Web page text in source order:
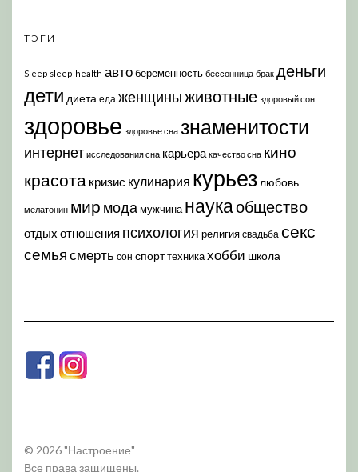
ТЭГИ
Sleep sleep-health автобеременность бессонница брак деньги
дети диета еда женщиныживотные здоровый сон
здоровье здоровье сна знаменитости
интернет исследования сна карьера качество сна кино
красота кризис кулинария курьез любовь
мелатонин мир модамужчина наукаобщество
отдых отношения психология религия свадьба секс
семья смерть сон спорттехникахобби школа
© 2026 "Настроение"
Все права защищены.